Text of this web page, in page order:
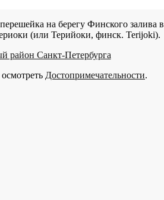
на берегу Финского
(или Терийоки, финск. Terijoki).
Достопримечательности.